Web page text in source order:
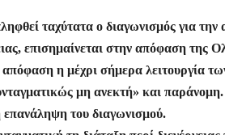
l
e
st
s
e
n
g
er
gr
a
m
ταχύτατα ο διαγωνισμός για
επισημαίνεται στην απόφαση της
η μέχρι σήμερα λειτουργία
μη ανεκτή» και
επανάληψη του διαγωνισμού.